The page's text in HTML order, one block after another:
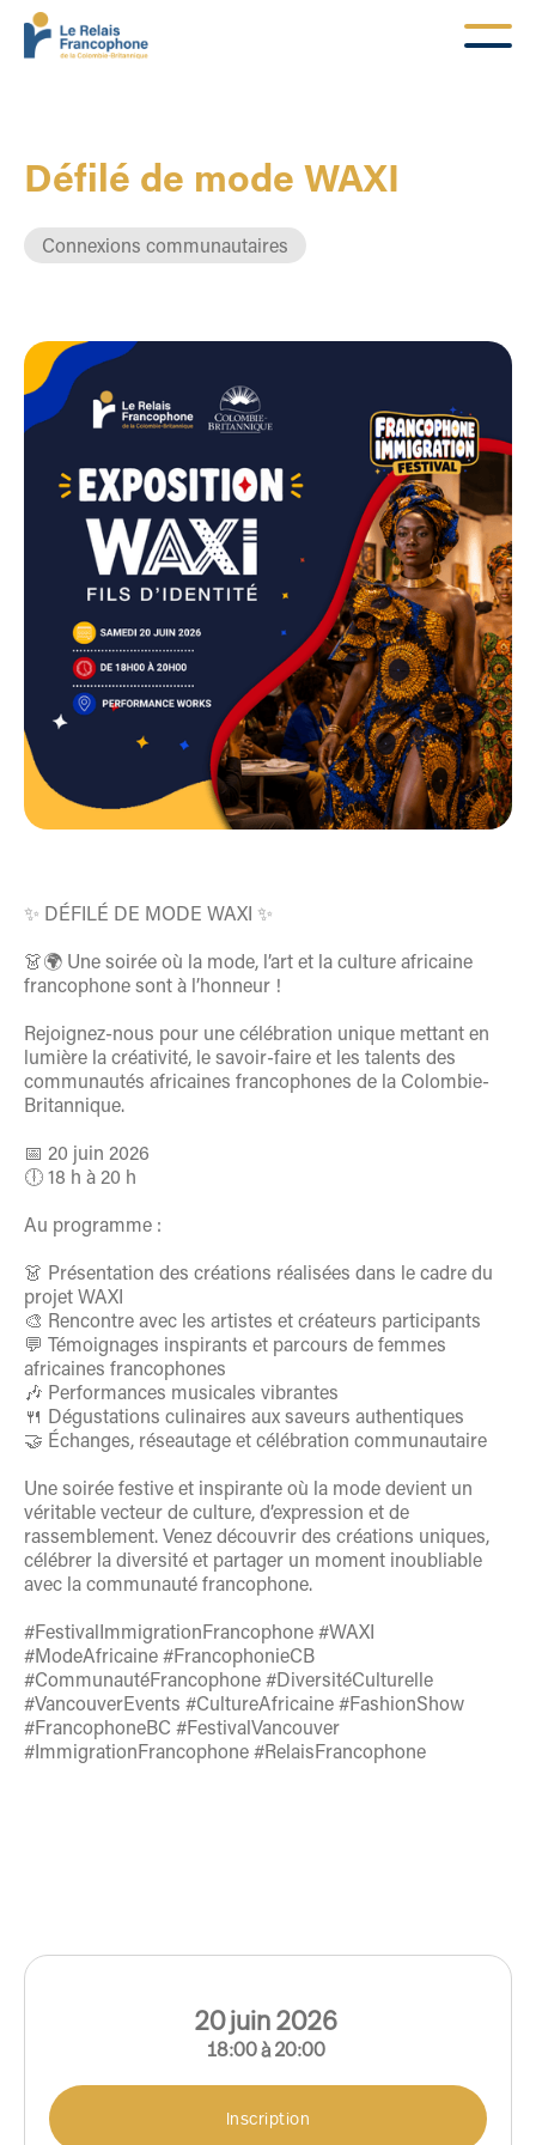
Défilé de mode WAXI
Connexions communautaires
✨ DÉFILÉ DE MODE WAXI ✨
👗🌍 Une soirée où la mode, l’art et la culture africaine
francophone sont à l’honneur !
Rejoignez-nous pour une célébration unique mettant en
lumière la créativité, le savoir-faire et les talents des
communautés africaines francophones de la Colombie-
Britannique.
📅 20 juin 2026
🕕 18 h à 20 h
Au programme :
👗 Présentation des créations réalisées dans le cadre du
projet WAXI
🎨 Rencontre avec les artistes et créateurs participants
💬 Témoignages inspirants et parcours de femmes
africaines francophones
🎶 Performances musicales vibrantes
🍴 Dégustations culinaires aux saveurs authentiques
🤝 Échanges, réseautage et célébration communautaire
Une soirée festive et inspirante où la mode devient un
véritable vecteur de culture, d’expression et de
rassemblement. Venez découvrir des créations uniques,
célébrer la diversité et partager un moment inoubliable
avec la communauté francophone.
#FestivalImmigrationFrancophone #WAXI
#ModeAfricaine #FrancophonieCB
#CommunautéFrancophone #DiversitéCulturelle
#VancouverEvents #CultureAfricaine #FashionShow
#FrancophoneBC #FestivalVancouver
#ImmigrationFrancophone #RelaisFrancophone
20juin2026
18:00à20:00
Inscription